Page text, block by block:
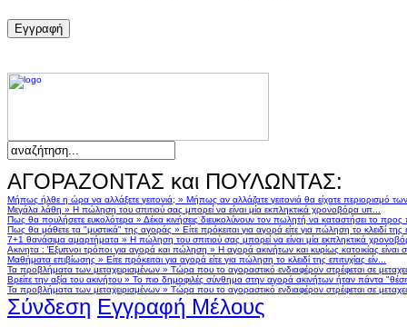
Eγγραφή
ΑΓΟΡΑΖΟΝΤΑΣ και ΠΟΥΛΩΝΤΑΣ:
Μήπως ήλθε η ώρα να αλλάξετε γειτονιά; » Μήπως αν αλλάζατε γειτονιά θα είχατε περιορισμό
Μεγάλα λάθη » Η πώληση του σπιτιού σας μπορεί να είναι μία εκπληκτικά χρονοβόρα υπ...
Πως θα πουλήσετε ευκολότερα » Δέκα κινήσεις διευκολύνουν τον πωλητή να καταστήσει το
Πως θα μάθετε τα "μυστικά" της αγοράς » Είτε πρόκειται για αγορά είτε για πώληση το κλειδί της
7+1 θανάσιμα αμαρτήματα » Η πώληση του σπιτιού σας μπορεί να είναι μία εκπληκτικά
Ακινητα : Έξυπνοι τρόποι για αγορά και πώληση » Η αγορά ακινήτων και κυρίως κατοικίας
Μαθήματα επιβίωσης » Είτε πρόκειται για αγορά είτε για πώληση το κλειδί της επιτυχίας είν...
Τα προβλήματα των μεταχειρισμένων » Τώρα που το αγοραστικό ενδιαφέρον στρέφεται σε
Βρείτε την αξία του ακινήτου » Το πιο δημοφιλές σύνθημα στην αγορά ακινήτων ήταν πάντα
Τα προβλήματα των μεταχειρισμένων » Τώρα που το αγοραστικό ενδιαφέρον στρέφεται σε
Σύνδεση Εγγραφή Μέλους